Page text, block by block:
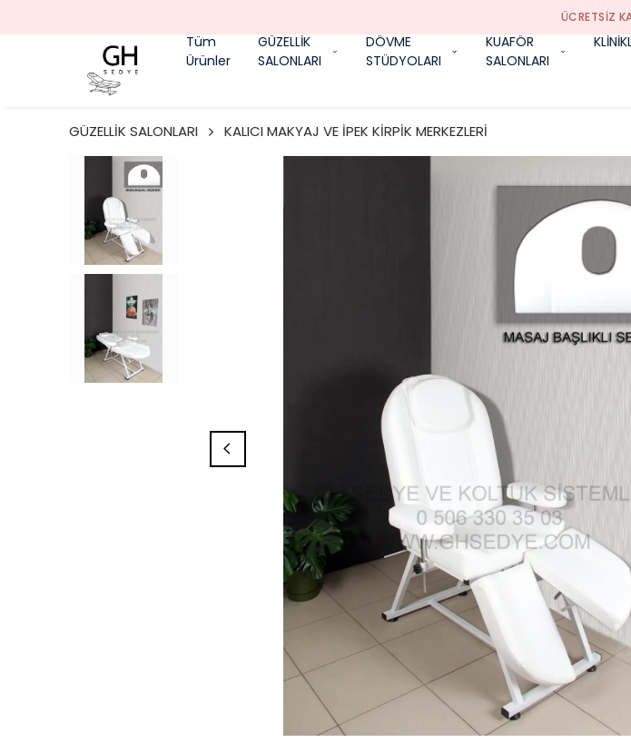
ÜCRETSIZ
Tüm
Ürünler
GÜZELLİK
SALONLARI
DÖVME
STÜDYOLARI
KUAFÖR
SALONLARI
GÜZELLİK SALONLARI KALICI MAKYAJ VE İPEK KİRPİK MERKEZLERİ